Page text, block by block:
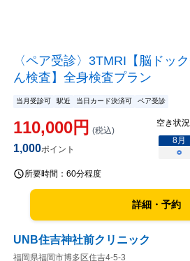
〈ペア受診〉3TMRI【脳ドッ
ん検査】全身検査プラン
当月受診可 駅近 当日カード決済可 ペア受診
110,000円 (税込)
1,000ポイント
空き状況
8月
○
所要時間： 60分程度
詳細・予約
UNB住吉神社前クリニック
福岡県福岡市博多区住吉4-5-3